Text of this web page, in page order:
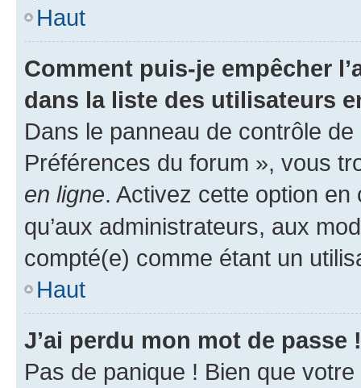
Haut
Comment puis-je empêcher
dans la liste des utilisateurs
Dans le panneau de contrôle
Préférences du forum », vous
en ligne. Activez cette option
qu’aux administrateurs, aux
compté(e) comme étant un
Haut
J’ai perdu mon mot de passe !
Pas de panique ! Bien que